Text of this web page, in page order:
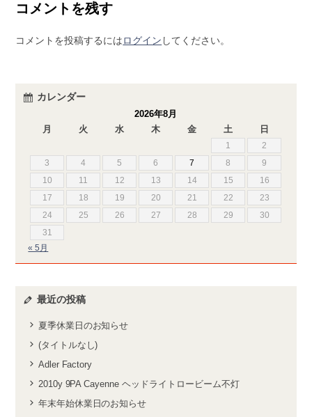
コメントを残す
コメントを投稿するにはログイン してください。
カレンダー
2026年8月
月
火 水 木 金 土 日
1
2
3
4 5 6 7 8
9
10
11 12 13 14 15
16
17
18 19 20 21 22
23
24
25 26 27 28 29
30
31
« 5月
最近の投稿
夏季休業日のお知らせ
(タイトルなし)
Adler Factory
2010y 9PA Cayenne ヘッドライトロービーム不灯
年末年始休業日のお知らせ